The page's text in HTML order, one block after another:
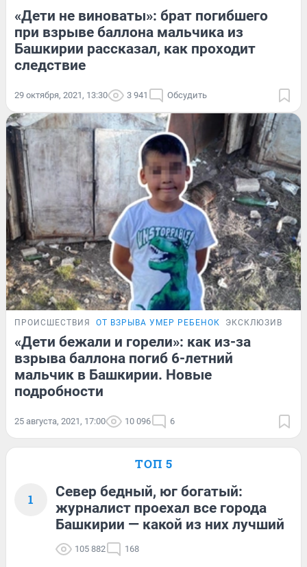
«Дети не виноваты»: брат погибшего
при взрыве баллона мальчика из
Башкирии рассказал, как проходит
следствие
29 октября, 2021, 13:30 3 941 Обсудить
ПРОИСШЕСТВИЯ ОТ ВЗРЫВА УМЕР РЕБЕНОК ЭКСКЛЮЗИВ
«Дети бежали и горели»: как из-за
взрыва баллона погиб 6-летний
мальчик в Башкирии. Новые
подробности
25 августа, 2021, 17:00 10 096 6
ТОП 5
1
Север бедный, юг богатый:
журналист проехал все города
Башкирии — какой из них лучший
105 882 168